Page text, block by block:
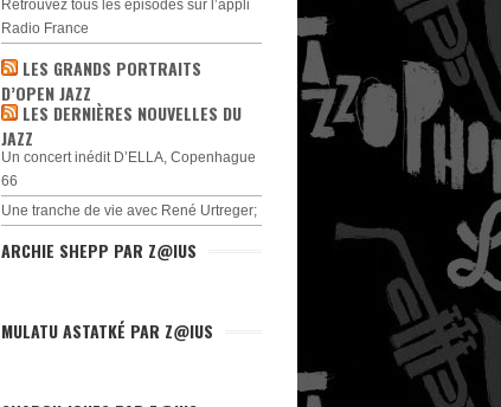
Retrouvez tous les épisodes sur l’appli
Radio France
LES GRANDS PORTRAITS
D’OPEN JAZZ
LES DERNIÈRES NOUVELLES DU
JAZZ
Un concert inédit D’ELLA, Copenhague
66
Une tranche de vie avec René Urtreger;
ARCHIE SHEPP PAR Z@IUS
MULATU ASTATKÉ PAR Z@IUS